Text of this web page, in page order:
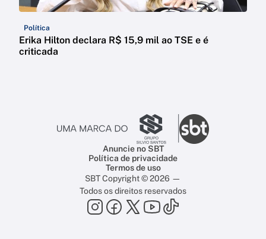
Política
Erika Hilton declara R$ 15,9 mil ao TSE e é
criticada
Anuncie no SBT
Política de privacidade
Termos de uso
SBT Copyright © 2026 —
Todos os direitos reservados